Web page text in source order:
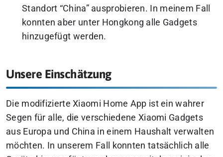
Standort “China” ausprobieren. In meinem Fall
konnten aber unter Hongkong alle Gadgets
hinzugefügt werden.
Unsere Einschätzung
Die modifizierte Xiaomi Home App ist ein wahrer
Segen für alle, die verschiedene Xiaomi Gadgets
aus Europa und China in einem Haushalt verwalten
möchten. In unserem Fall konnten tatsächlich alle